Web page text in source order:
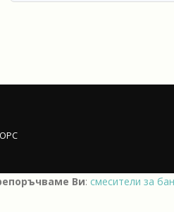
OPC
Ви: смесители за